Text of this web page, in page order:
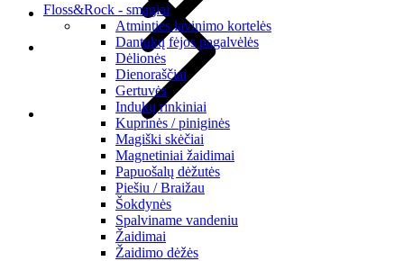
Floss&Rock - smagiai
Atminties lavinimo kortelės
Dantukų fėjos pagalvėlės
Dėlionės
Dienoraščiai
Gertuvės
Indukų rinkiniai
Kuprinės / piniginės
Magiški skėčiai
Magnetiniai žaidimai
Papuošalų dėžutės
Piešiu / Braižau
Šokdynės
Spalviname vandeniu
Žaidimai
Žaidimo dėžės